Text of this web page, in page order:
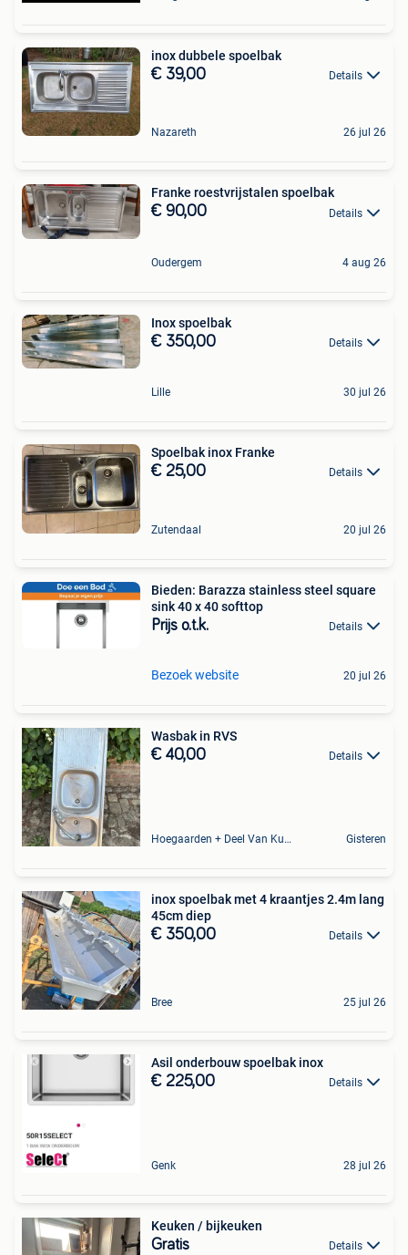
inox dubbele spoelbak
€ 39,00 Details
Nazareth 26 jul 26
Franke roestvrijstalen spoelbak
€ 90,00 Details
Oudergem 4 aug 26
Inox spoelbak
€ 350,00 Details
Lille 30 jul 26
Spoelbak inox Franke
€ 25,00 Details
Zutendaal 20 jul 26
Bieden: Barazza stainless steel square
sink 40 x 40 softtop
Prijs o.t.k. Details
Bezoek website 20 jul 26
Wasbak in RVS
€ 40,00 Details
Hoegaarden + Deel Van Kumtich + Deel Van Tienen Gisteren
inox spoelbak met 4 kraantjes 2.4m lang
45cm diep
€ 350,00 Details
Bree 25 jul 26
Asil onderbouw spoelbak inox
€ 225,00 Details
Genk 28 jul 26
Keuken / bijkeuken
Gratis Details